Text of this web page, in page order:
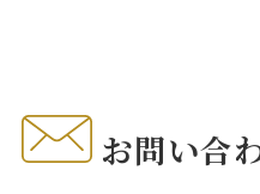
お問い合